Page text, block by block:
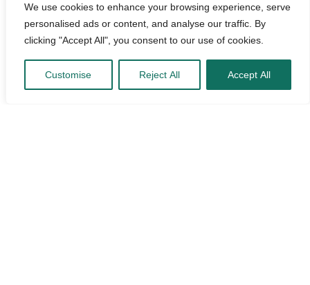
We use cookies to enhance your browsing experience, serve
personalised ads or content, and analyse our traffic. By
clicking "Accept All", you consent to our use of cookies.
Customise Reject All Accept All